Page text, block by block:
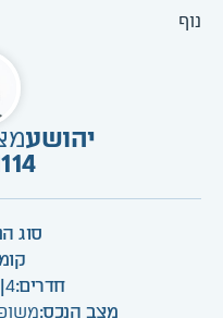
נוף
יהושע
סוג
חדרים:4
מצב הנכס: